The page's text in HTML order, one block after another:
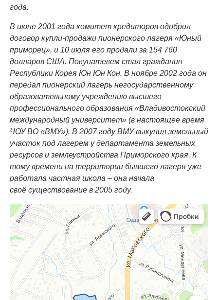
года.
В июне 2001 года комитет кредиторов одобрил
договор купли-продажи пионерского лагеря «Юный
приморец», и 10 июля его продали за 154 760
долларов США. Покупателем стал гражданин
Республики Корея Юн Юн Кон. В ноябре 2002 года он
передал пионерский лагерь негосударственному
образовательному учреждению высшего
профессионального образования «Владивостокский
международный университет» (в настоящее время
ЧОУ ВО «ВМУ»). В 2007 году ВМУ выкупил земельный
участок под лагерем у департамента земельных
ресурсов и землеустройства Приморского края. К
тому времени на территории бывшего лагеря уже
работала частная школа – она начала
своё существование в 2005 году.